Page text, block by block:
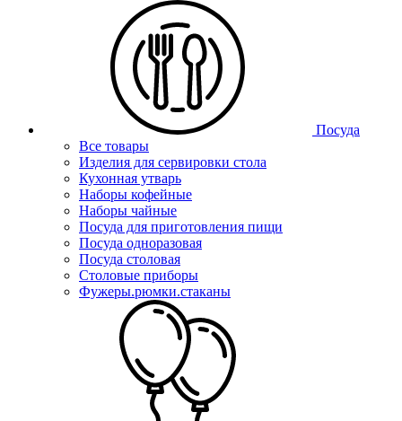
Посуда
Все товары
Изделия для сервировки стола
Кухонная утварь
Наборы кофейные
Наборы чайные
Посуда для приготовления пищи
Посуда одноразовая
Посуда столовая
Столовые приборы
Фужеры.рюмки.стаканы